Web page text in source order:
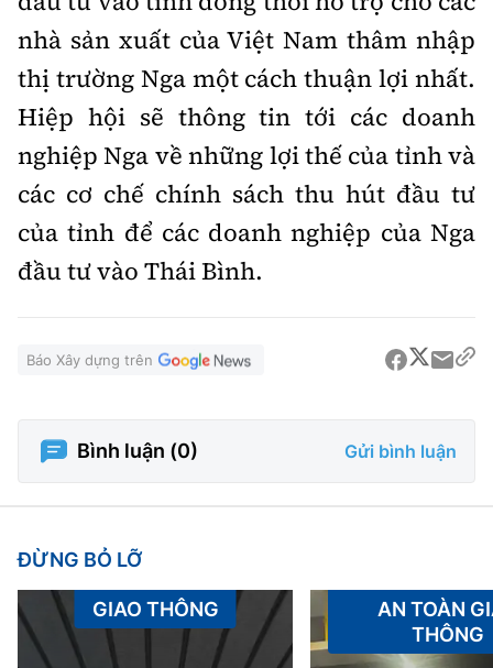
nhà sản xuất của Việt Nam thâm nhập
thị trường Nga một cách thuận lợi nhất.
Hiệp hội sẽ thông tin tới các doanh
nghiệp Nga về những lợi thế của tỉnh và
các cơ chế chính sách thu hút đầu tư
của tỉnh để các doanh nghiệp của Nga
đầu tư vào Thái Bình.
Báo Xây dựng trên
Bình luận (0) Gửi bình luận
ĐỪNG BỎ LỠ
GIAO THÔNG
AN TOÀN
THÔNG